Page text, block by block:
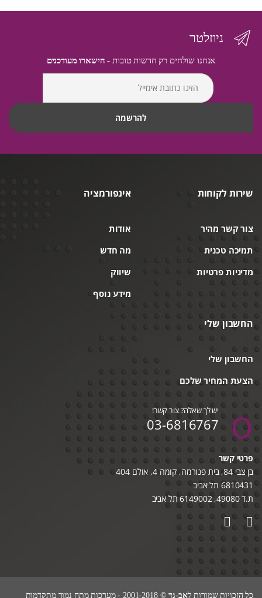
ניוזלטר
אנחנו שולחים רק חדשות טובות - הישארו מעודכנים
שירות לקוחות
צור קשר מהיר
תמיכה טכנית
מדיניות פרטיות
אינפורמציה
אודות
מה חדש
שיווק
מידע נוסף
החשבון שלי
החשבון שלי
הצעת המחיר שלכם
יש לך שאלה? צור קשר!
03-6816767
פרטי קשר
בן צבי 84, בית פנורמה, קומה 4, אולם 404
6810431 תל אביב
ת.ד 49080, 6149002 תל אביב
כל הזכויות שמורות לאב-גד© 2001-2018 - מערכות מתח נמוך מתקדמות